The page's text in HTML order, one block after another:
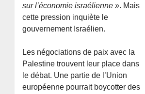
sur l’économie israélienne ». Mais
cette pression inquiète le
gouvernement Israélien.
Les négociations de paix avec la
Palestine trouvent leur place dans
le débat. Une partie de l’Union
européenne pourrait boycotter des